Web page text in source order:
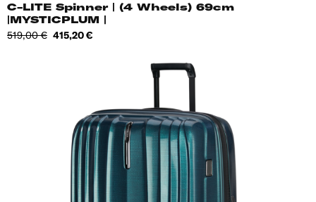
C-LITE Spinner | (4 Wheels) 69cm
|MYSTICPLUM |
Tavahind
519,00 € Hind
415,20 €